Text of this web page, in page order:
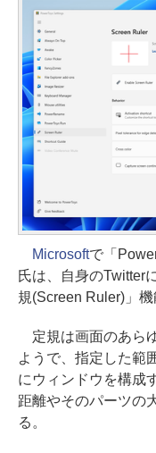
Microsoftで「
氏は、自身のTwitter
規(Screen Ruler)」機
定規は画面のあら
ようで、指定した範
にウィンドウを構成
距離やそのパーツの
る。